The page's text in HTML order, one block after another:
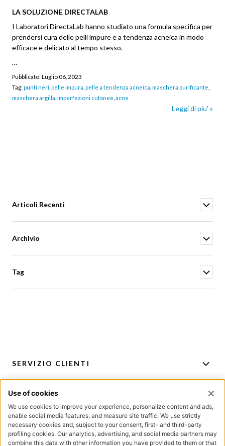
LA SOLUZIONE DIRECTALAB
I Laboratori DirectaLab hanno studiato una formula specifica per
prendersi cura delle pelli impure e a tendenza acneica in modo
efficace e delicato al tempo stesso.
…
Pubblicato:Luglio 06, 2023
Tag:punti neri pelle impura pelle a tendenza acneica maschera purificante
maschera argilla imperfezioni cutanee acne
Leggi di piu' »
Articoli Recenti
Archivio
Tag
SERVIZIO CLIENTI
PER CONSIGLI E ACQUISTI